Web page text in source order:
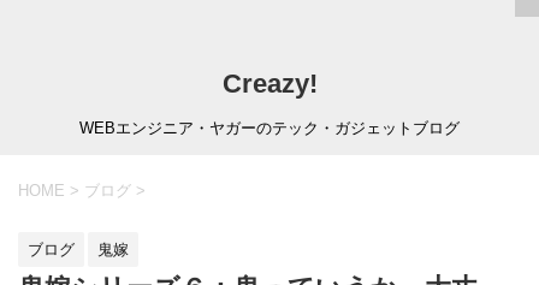
Creazy!
WEBエンジニア・ヤガーのテック・ガジェットブログ
HOME > ブログ >
ブログ 鬼嫁